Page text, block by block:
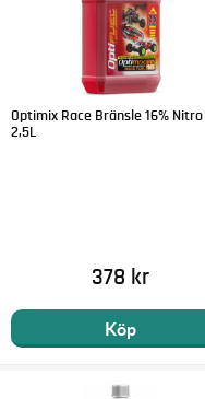
Optimix Race Bränsle 16% Nitro
2,5L
378 kr
Köp